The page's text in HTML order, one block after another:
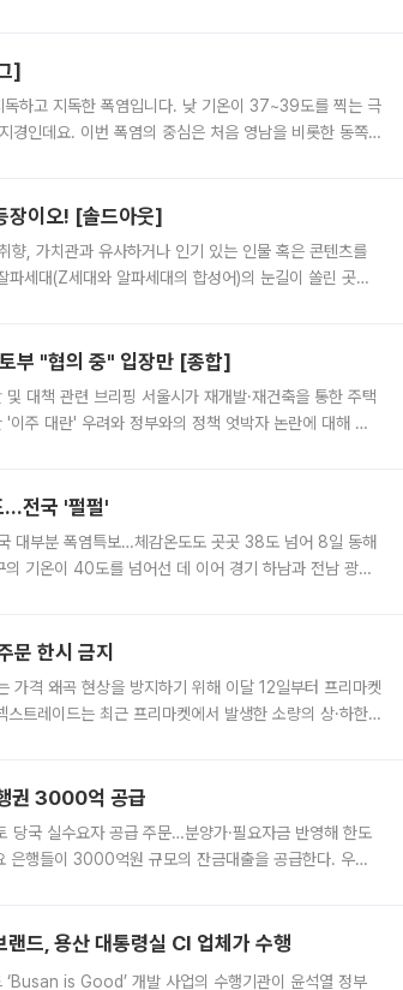
]
독하고 지독한 폭염입니다. 낮 기온이 37~39도를 찍는 극
인데요. 이번 폭염의 중심은 처음 영남을 비롯한 동쪽
장이오! [솔드아웃]
향, 가치관과 유사하거나 인기 있는 인물 혹은 콘텐츠를
세대(Z세대와 알파세대의 합성어)의 눈길이 쏠린 곳은
부 "협의 중" 입장만 [종합]
대책 관련 브리핑 서울시가 재개발·재건축을 통한 주택
주 대란' 우려와 정부와의 정책 엇박자 논란에 대해 정
…전국 '펄펄'
부분 폭염특보…체감온도도 곳곳 38도 넘어 8일 동해
기온이 40도를 넘어선 데 이어 경기 하남과 전남 광양
문 한시 금지
가격 왜곡 현상을 방지하기 위해 이달 12일부터 프리마켓
트레이드는 최근 프리마켓에서 발생한 소량의 상·하한
권 3000억 공급
당국 실수요자 공급 주문…분양가·필요자금 반영해 한도
은행들이 3000억원 규모의 잔금대출을 공급한다. 우리
, 용산 대통령실 CI 업체가 수행
‘Busan is Good’ 개발 사업의 수행기관이 윤석열 정부